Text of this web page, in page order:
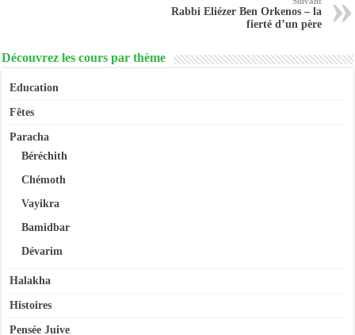
Rabbi Eliézer Ben Orkenos – la
fierté d’un père
Découvrez les cours par thème
Education
Fêtes
Paracha
Béréchith
Chémoth
Vayikra
Bamidbar
Dévarim
Halakha
Histoires
Pensée Juive